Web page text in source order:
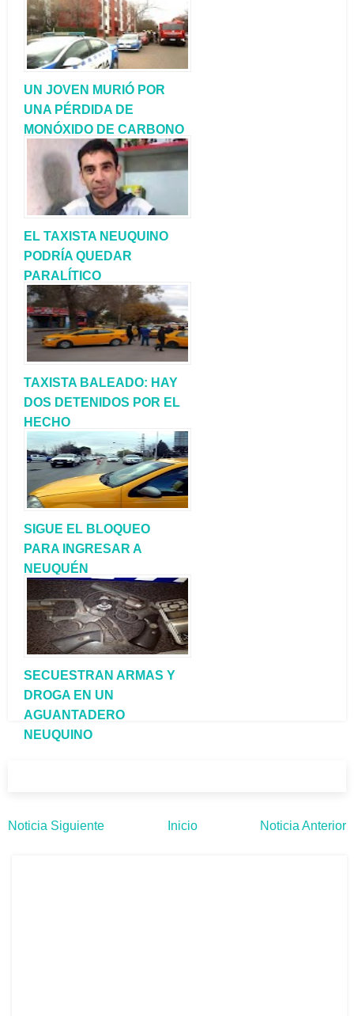
UN JOVEN MURIÓ POR
UNA PÉRDIDA DE
MONÓXIDO DE CARBONO
EN NEUQUÈN
EL TAXISTA NEUQUINO
PODRÍA QUEDAR
PARALÍTICO
TAXISTA BALEADO: HAY
DOS DETENIDOS POR EL
HECHO
SIGUE EL BLOQUEO
PARA INGRESAR A
NEUQUÉN
SECUESTRAN ARMAS Y
DROGA EN UN
AGUANTADERO
NEUQUINO
Noticia Siguiente Inicio Noticia Anterior